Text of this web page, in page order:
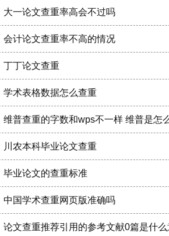
大一论文查重率高会不过吗
会计论文查重率不高的情况
丁丁论文查重
学术表格数据怎么查重
维普查重的字数和wps不一样 维普是怎
川农本科毕业论文查重
毕业论文的查重标准
中国学术查重网页版准确吗
论文查重推荐引用的参考文献0篇是什